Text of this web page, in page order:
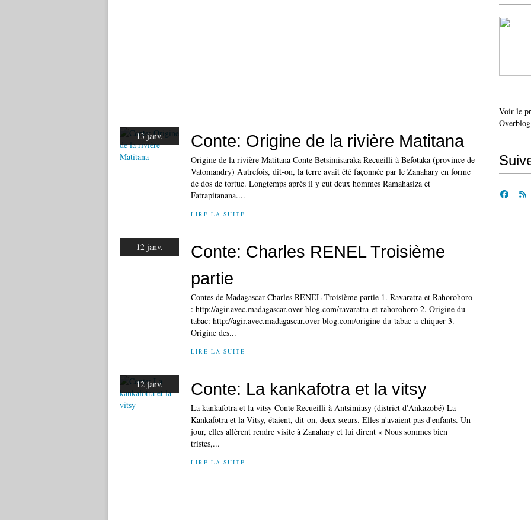
13 janv. Conte: Origine de la rivière Matitana
Origine de la rivière Matitana Conte Betsimisaraka Recueilli à Befotaka (province de
Vatomandry) Autrefois, dit-on, la terre avait été façonnée par le Zanahary en forme
de dos de tortue. Longtemps après il y eut deux hommes Ramahasiza et
Fatrapitanana....
LIRE LA SUITE
12 janv.
Conte: Charles RENEL Troisième
partie
Contes de Madagascar Charles RENEL Troisième partie 1. Ravaratra et Rahorohoro
: http://agir.avec.madagascar.over-blog.com/ravaratra-et-rahorohoro 2. Origine du
tabac: http://agir.avec.madagascar.over-blog.com/origine-du-tabac-a-chiquer 3.
Origine des...
LIRE LA SUITE
12 janv. Conte: La kankafotra et la vitsy
La kankafotra et la vitsy Conte Recueilli à Antsimiasy (district d'Ankazobé) La
Kankafotra et la Vitsy, étaient, dit-on, deux sœurs. Elles n'avaient pas d'enfants. Un
jour, elles allèrent rendre visite à Zanahary et lui dirent « Nous sommes bien
tristes,...
LIRE LA SUITE
Voir le
Overblog